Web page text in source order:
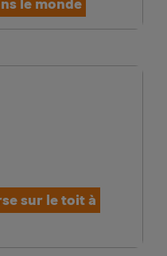
le monde
sur le toit à